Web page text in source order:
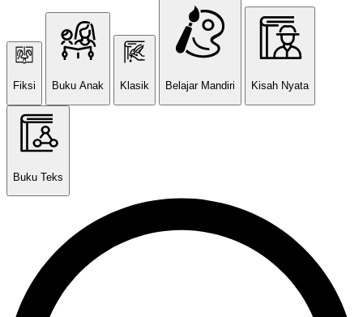
Fiksi Buku Anak Klasik Belajar Mandiri Kisah Nyata
Buku Teks